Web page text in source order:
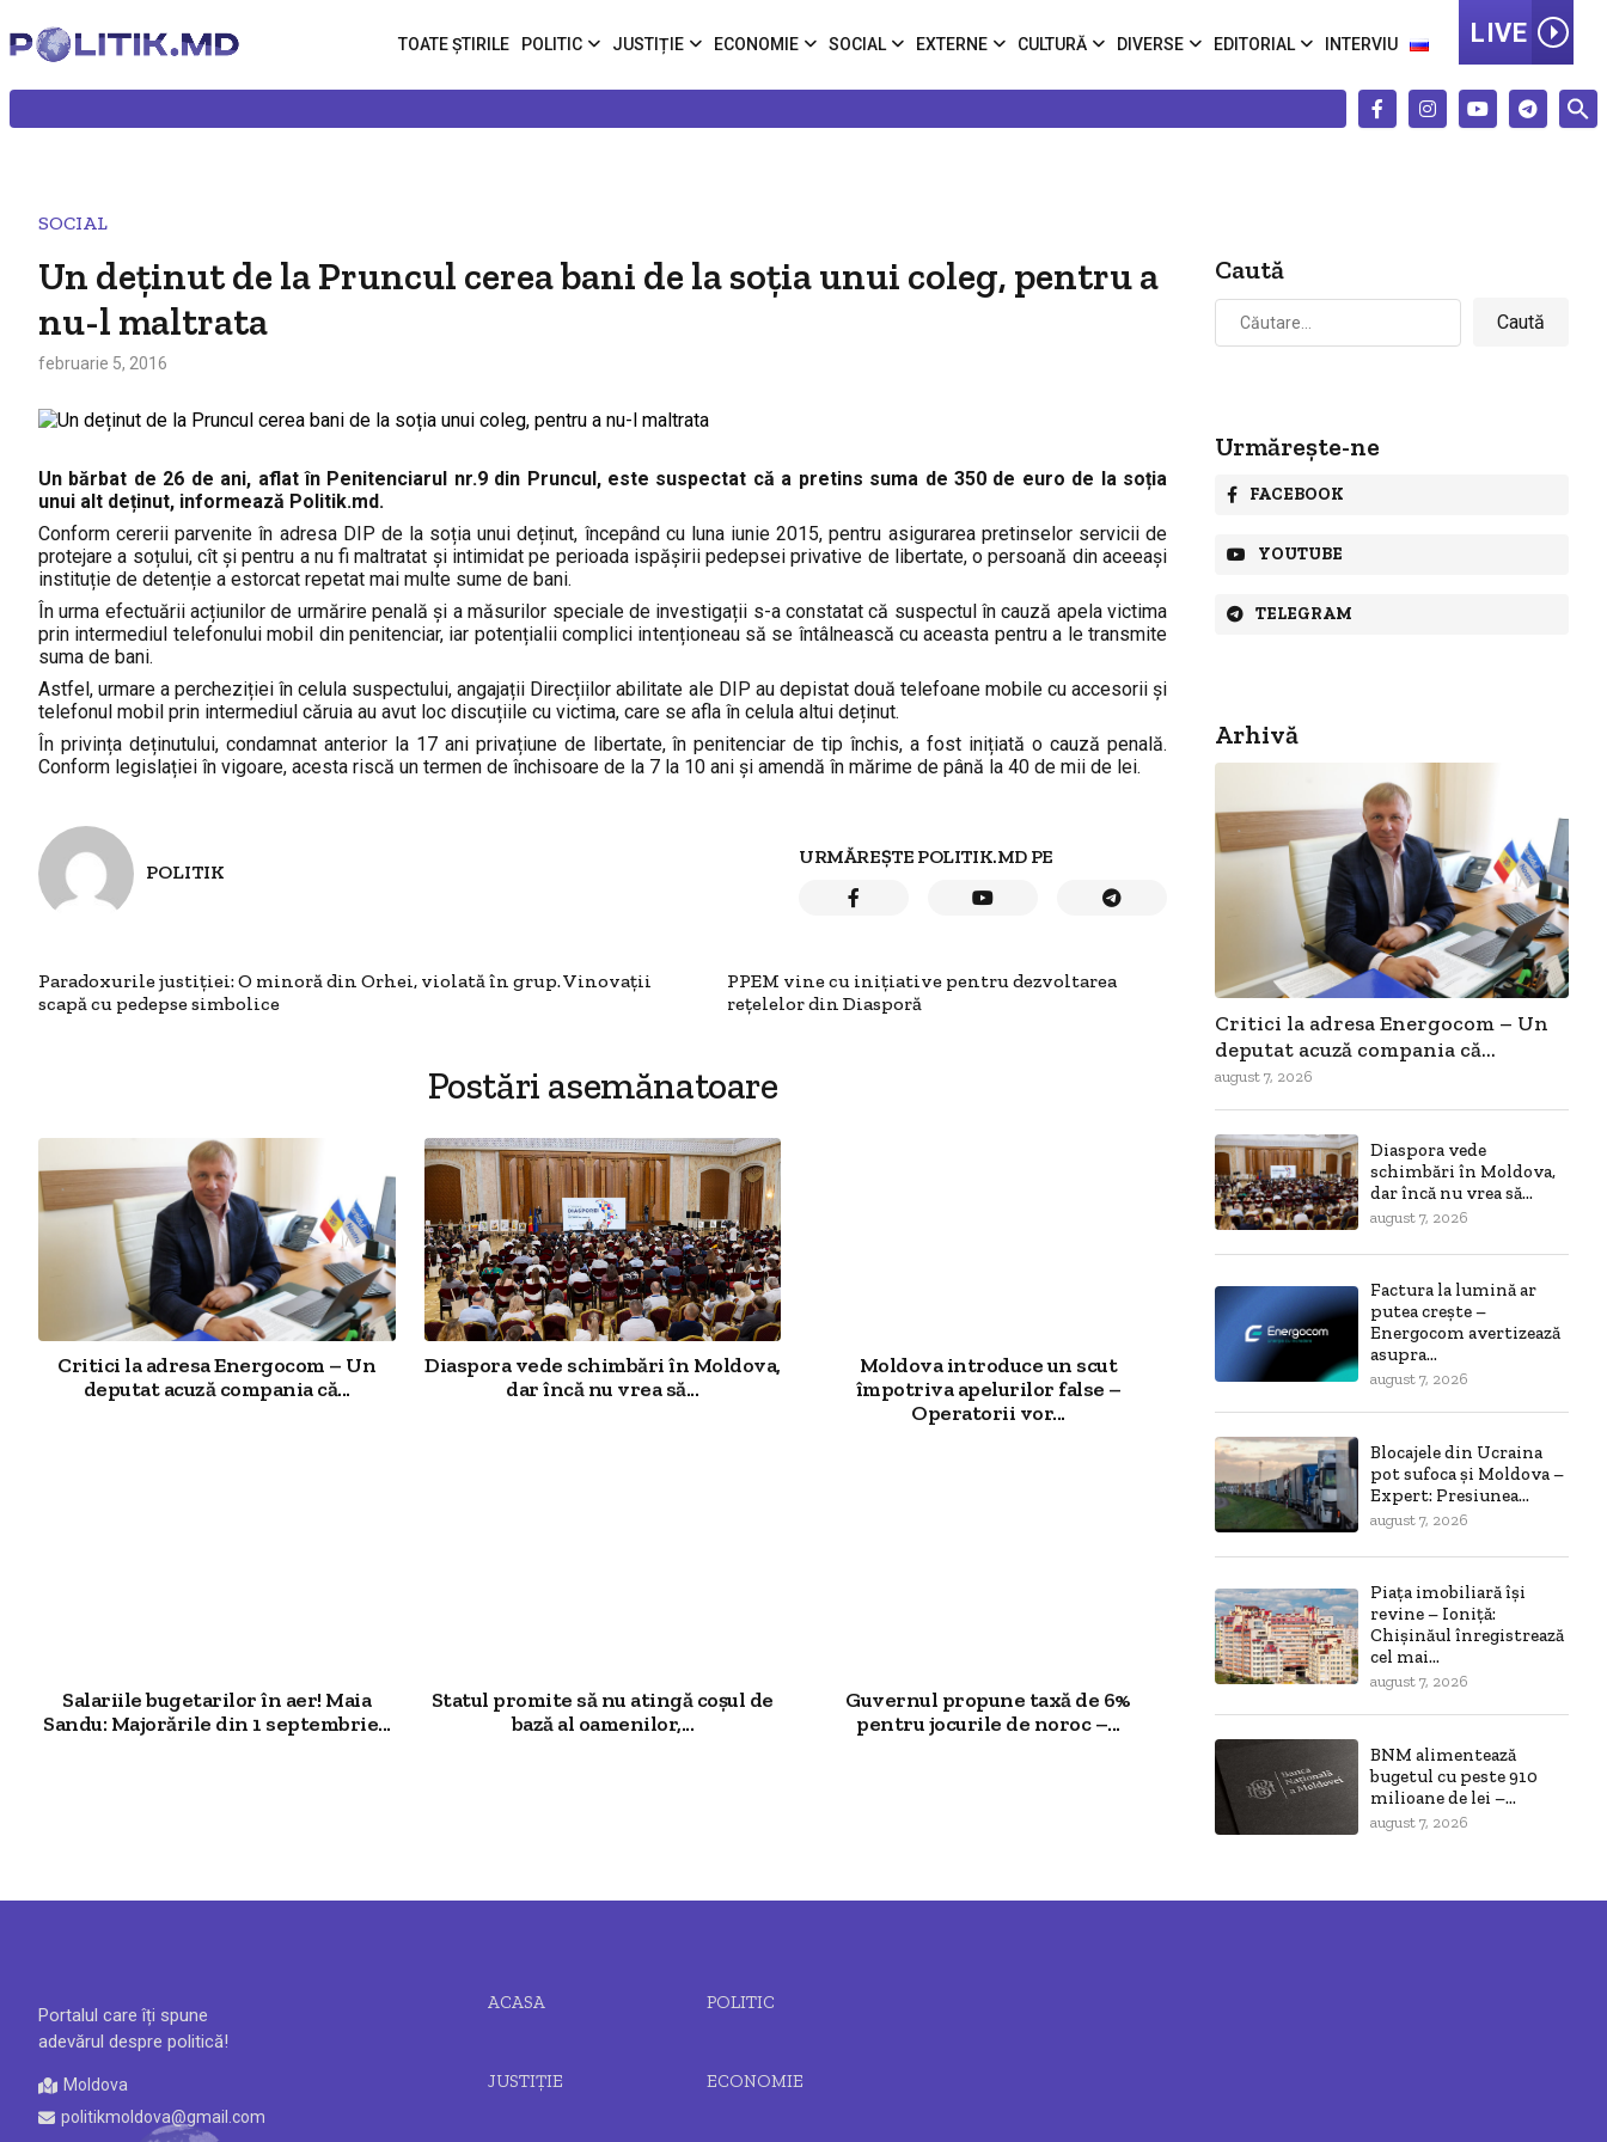
TOATE ȘTIRILE POLITIC JUSTIȚIE ECONOMIE SOCIAL EXTERNE CULTURĂ DIVERSE EDITORIAL INTERVIU LIVE
SOCIAL
Un deținut de la Pruncul cerea bani de la soția unui coleg, pentru a
nu-l maltrata
februarie 5, 2016
Un bărbat de 26 de ani, aflat în Penitenciarul nr.9 din Pruncul, este suspectat că a pretins suma de 350 de euro de la soția
unui alt deținut, informează Politik.md.
Conform cererii parvenite în adresa DIP de la soția unui deținut, începând cu luna iunie 2015, pentru asigurarea pretinselor servicii de
protejare a soțului, cît și pentru a nu fi maltratat și intimidat pe perioada ispășirii pedepsei privative de libertate, o persoană din aceeași
instituție de detenție a estorcat repetat mai multe sume de bani.
În urma efectuării acțiunilor de urmărire penală și a măsurilor speciale de investigații s-a constatat că suspectul în cauză apela victima
prin intermediul telefonului mobil din penitenciar, iar potențialii complici intenționeau să se întâlnească cu aceasta pentru a le transmite
suma de bani.
Astfel, urmare a percheziției în celula suspectului, angajații Direcțiilor abilitate ale DIP au depistat două telefoane mobile cu accesorii și
telefonul mobil prin intermediul căruia au avut loc discuțiile cu victima, care se afla în celula altui deținut.
În privința deținutului, condamnat anterior la 17 ani privațiune de libertate, în penitenciar de tip închis, a fost inițiată o cauză penală.
Conform legislației în vigoare, acesta riscă un termen de închisoare de la 7 la 10 ani și amendă în mărime de până la 40 de mii de lei.
POLITIK
URMĂREȘTE POLITIK.MD PE
Paradoxurile justiției: O minoră din Orhei, violată în grup. Vinovații
scapă cu pedepse simbolice
PPEM vine cu inițiative pentru dezvoltarea
rețelelor din Diasporă
Postări asemănatoare
Critici la adresa Energocom – Un
deputat acuză compania că...
Diaspora vede schimbări în Moldova,
dar încă nu vrea să...
Moldova introduce un scut
împotriva apelurilor false –
Operatorii vor...
Salariile bugetarilor în aer! Maia
Sandu: Majorările din 1 septembrie...
Statul promite să nu atingă coșul de
bază al oamenilor,...
Guvernul propune taxă de 6%
pentru jocurile de noroc –...
Caută
Caută
după:
Urmărește-ne
FACEBOOK
YOUTUBE
TELEGRAM
Arhivă
Critici la adresa Energocom – Un
deputat acuză compania că...
august 7, 2026
Diaspora vede
schimbări în Moldova,
dar încă nu vrea să...
august 7, 2026
Factura la lumină ar
putea crește –
Energocom avertizează
asupra...
august 7, 2026
Blocajele din Ucraina
pot sufoca și Moldova –
Expert: Presiunea...
august 7, 2026
Piața imobiliară își
revine – Ioniță:
Chișinăul înregistrează
cel mai...
august 7, 2026
BNM alimentează
bugetul cu peste 910
milioane de lei –...
august 7, 2026
Portalul care îți spune
adevărul despre politică!
Moldova
politikmoldova@gmail.com
ACASA POLITIC
JUSTIȚIE ECONOMIE